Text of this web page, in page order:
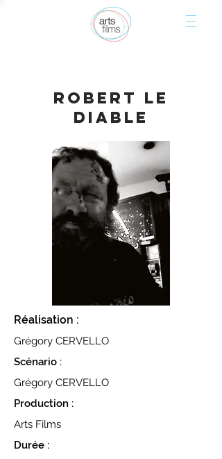
Robert le
Diable
Réalisation :
Grégory CERVELLO
Scénario :
Grégory CERVELLO
Production :
Arts Films
Durée :